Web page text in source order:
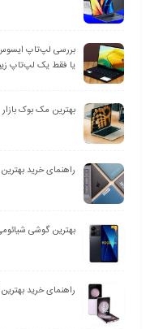
بهترین گوشی شیائومی در
راهنمای خرید
معرفی بهترین پاور بانک‌های 20000
دسته‌ها